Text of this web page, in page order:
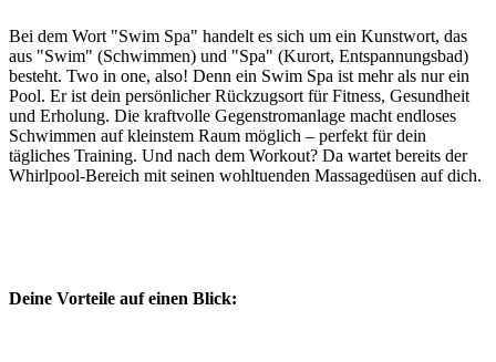
Bei dem Wort "Swim Spa" handelt es sich um ein Kunstwort, das
aus "Swim" (Schwimmen) und "Spa" (Kurort, Entspannungsbad)
besteht. Two in one, also! Denn ein Swim Spa ist mehr als nur ein
Pool. Er ist dein persönlicher Rückzugsort für Fitness, Gesundheit
und Erholung. Die kraftvolle Gegenstromanlage macht endloses
Schwimmen auf kleinstem Raum möglich – perfekt für dein
tägliches Training. Und nach dem Workout? Da wartet bereits der
Whirlpool-Bereich mit seinen wohltuenden Massagedüsen auf dich.
Deine Vorteile auf einen Blick: